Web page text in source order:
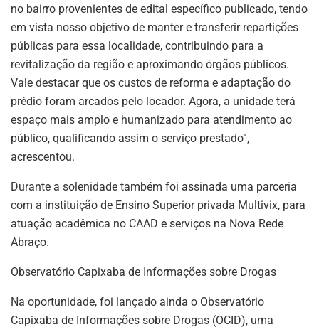
no bairro provenientes de edital específico publicado, tendo
em vista nosso objetivo de manter e transferir repartições
públicas para essa localidade, contribuindo para a
revitalização da região e aproximando órgãos públicos.
Vale destacar que os custos de reforma e adaptação do
prédio foram arcados pelo locador. Agora, a unidade terá
espaço mais amplo e humanizado para atendimento ao
público, qualificando assim o serviço prestado”,
acrescentou.
Durante a solenidade também foi assinada uma parceria
com a instituição de Ensino Superior privada Multivix, para
atuação acadêmica no CAAD e serviços na Nova Rede
Abraço.
Observatório Capixaba de Informações sobre Drogas
Na oportunidade, foi lançado ainda o Observatório
Capixaba de Informações sobre Drogas (OCID), uma